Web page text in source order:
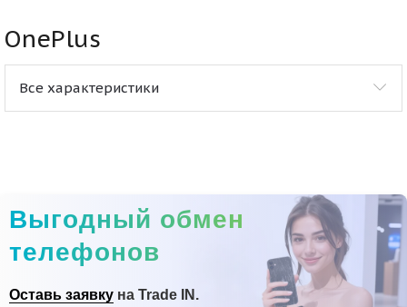
OnePlus
Все характеристики
Выгодный обмен
телефонов
Оставь заявку на Trade IN.